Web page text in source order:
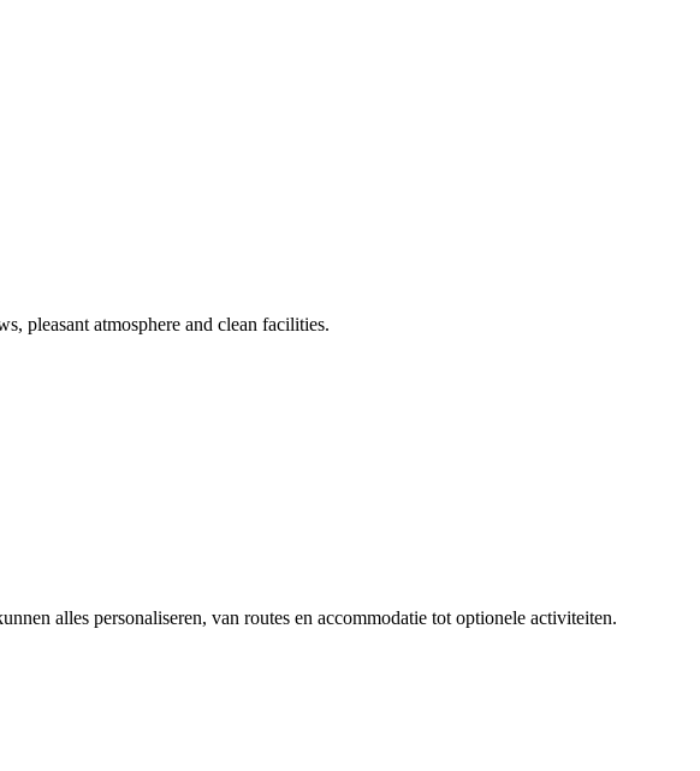
pleasant atmosphere and clean facilities.
alles personaliseren, van routes en accommodatie tot optionele activiteiten.